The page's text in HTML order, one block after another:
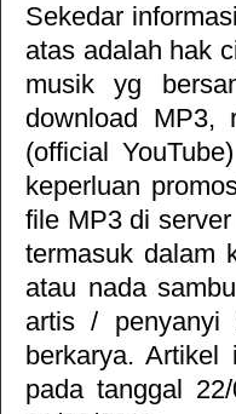
Sekedar
atas adalah hak
musik yg
download MP3,
(official
keperluan
file MP3 di
termasuk dalam
atau nada
artis / penyanyi
berkarya.
pada tanggal